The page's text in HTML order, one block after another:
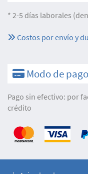
* 2-5 días laborales
Costos por envío y
Modo de pago
Pago sin efectivo: por
crédito